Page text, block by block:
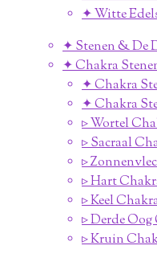
✦ Witte
✦ Stenen & De
✦ Chakra
✦ Chakra
✦ Chakra
▹ Wortel
▹ Sacraal
▹
▹ Hart
▹ Keel
▹ Derde Oog
▹ Kruin